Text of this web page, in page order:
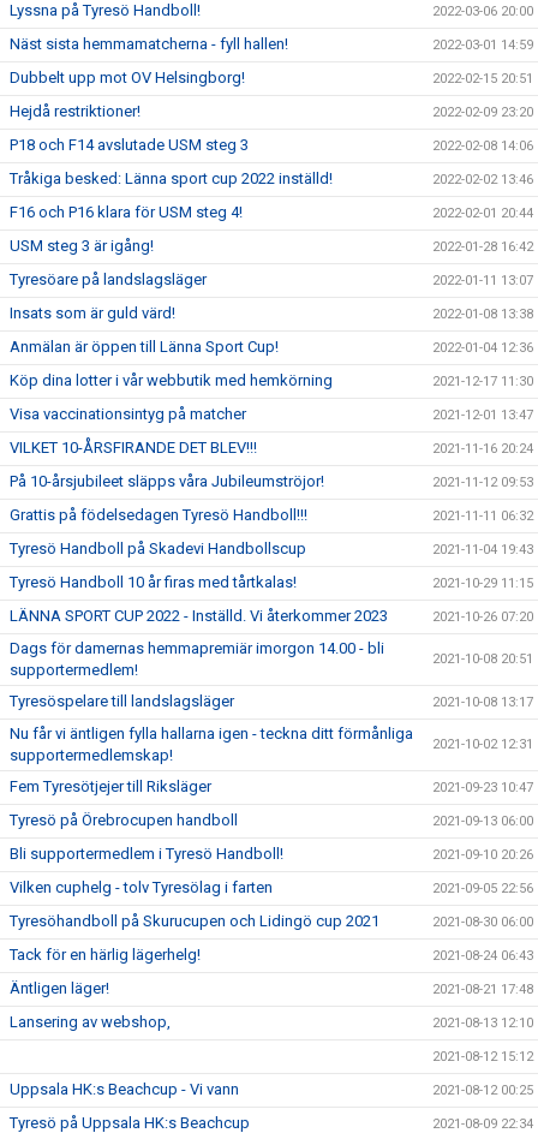
Lyssna på Tyresö Handboll! 2022-03-06 20:00
Näst sista hemmamatcherna - fyll hallen! 2022-03-01 14:59
Dubbelt upp mot OV Helsingborg! 2022-02-15 20:51
Hejdå restriktioner! 2022-02-09 23:20
P18 och F14 avslutade USM steg 3 2022-02-08 14:06
Tråkiga besked: Länna sport cup 2022 inställd! 2022-02-02 13:46
F16 och P16 klara för USM steg 4! 2022-02-01 20:44
USM steg 3 är igång! 2022-01-28 16:42
Tyresöare på landslagsläger 2022-01-11 13:07
Insats som är guld värd! 2022-01-08 13:38
Anmälan är öppen till Länna Sport Cup! 2022-01-04 12:36
Köp dina lotter i vår webbutik med hemkörning 2021-12-17 11:30
Visa vaccinationsintyg på matcher 2021-12-01 13:47
VILKET 10-ÅRSFIRANDE DET BLEV!!! 2021-11-16 20:24
På 10-årsjubileet släpps våra Jubileumströjor! 2021-11-12 09:53
Grattis på födelsedagen Tyresö Handboll!!! 2021-11-11 06:32
Tyresö Handboll på Skadevi Handbollscup 2021-11-04 19:43
Tyresö Handboll 10 år firas med tårtkalas! 2021-10-29 11:15
LÄNNA SPORT CUP 2022 - Inställd. Vi återkommer 2023 2021-10-26 07:20
Dags för damernas hemmapremiär imorgon 14.00 - bli
supportermedlem!
2021-10-08 20:51
Tyresöspelare till landslagsläger 2021-10-08 13:17
Nu får vi äntligen fylla hallarna igen - teckna ditt förmånliga
supportermedlemskap!
2021-10-02 12:31
Fem Tyresötjejer till Riksläger 2021-09-23 10:47
Tyresö på Örebrocupen handboll 2021-09-13 06:00
Bli supportermedlem i Tyresö Handboll! 2021-09-10 20:26
Vilken cuphelg - tolv Tyresölag i farten 2021-09-05 22:56
Tyresöhandboll på Skurucupen och Lidingö cup 2021 2021-08-30 06:00
Tack för en härlig lägerhelg! 2021-08-24 06:43
Äntligen läger! 2021-08-21 17:48
Lansering av webshop, 2021-08-13 12:10
2021-08-12 15:12
Uppsala HK:s Beachcup - Vi vann 2021-08-12 00:25
Tyresö på Uppsala HK:s Beachcup 2021-08-09 22:34